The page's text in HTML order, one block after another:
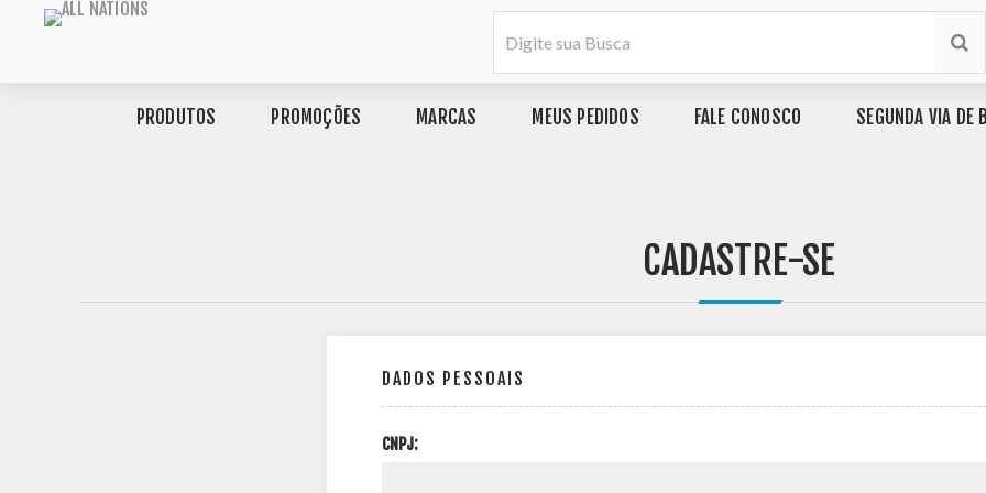
PRODUTOS PROMOÇÕES MARCAS MEUS PEDIDOS FALE CONOSCO SEGUNDA VIA DE
CADASTRE-SE
DADOS PESSOAIS
CNPJ: